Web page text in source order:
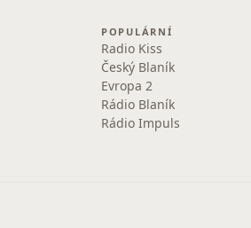
POPULÁRNÍ
Radio Kiss
Český Blaník
Evropa 2
Rádio Blaník
Rádio Impuls